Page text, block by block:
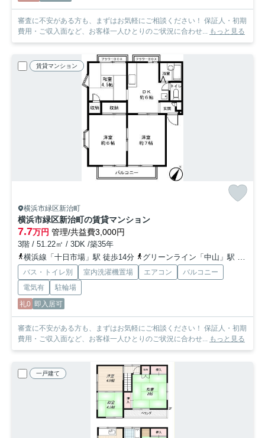
審査に不安がある方も、まずはお気軽にご相談ください！ 保証人・初期
費用・ご収入面など、お客様一人ひとりのご状況に合わせ...
もっと見る
賃貸マンション
横浜市緑区新治町
横浜市緑区新治町の賃貸マンション
7.7万円 管理/共益費3,000円
3階 / 51.22㎡ / 3DK /築35年
横浜線「十日市場」駅 徒歩14分
グリーンライン「中山」駅 徒歩20分
バス・トイレ別 室内洗濯機置場 エアコン
バルコニー
電気有
駐輪場
礼0 即入居可
審査に不安がある方も、まずはお気軽にご相談ください！ 保証人・初期
費用・ご収入面など、お客様一人ひとりのご状況に合わせ...
もっと見る
一戸建て